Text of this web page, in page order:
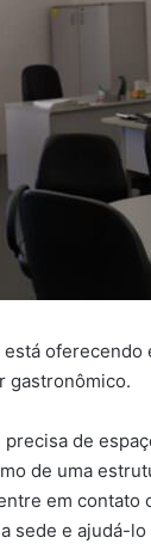
oferecendo
gastronômico.
de
de uma
em contato
sede e ajudá-